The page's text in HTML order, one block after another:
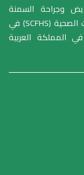
وجراحة السمنة
(SASMBS) تحت مظلة الهيئة السعودية للتخصصات الصحية (SCFHS) في
في المملكة العربية